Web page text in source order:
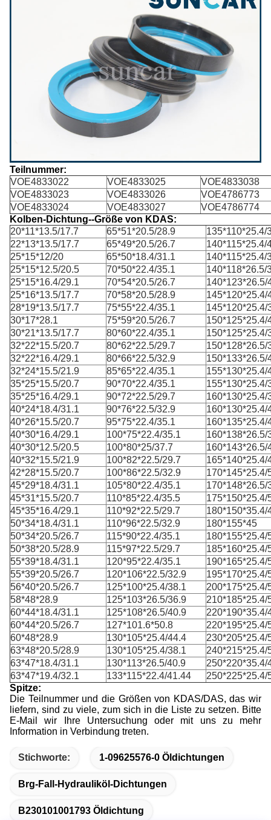
Teilnummer:
VOE4833022
VOE4833025
VOE4833038
VOE4833023
VOE4833026
VOE4786773
VOE4833024
VOE4833027
VOE4786774
Kolben-Dichtung--Größe von KDAS:
20*11*13.5/17.7
65*51*20.5/28.9
135*110*25.4/
22*13*13.5/17.7
65*49*20.5/26.7
140*115*25.4/
25*15*12/20
65*50*18.4/31.1
140*115*25.4/
25*15*12.5/20.5
70*50*22.4/35.1
140*118*26.5/
25*15*16.4/29.1
70*54*20.5/26.7
140*123*26.5/
25*16*13.5/17.7
70*58*20.5/28.9
145*120*25.4/
28*19*13.5/17.7
75*55*22.4/35.1
145*120*25.4/
30*17*28.1
75*59*20.5/26.7
150*125*25.4/
30*21*13.5/17.7
80*60*22.4/35.1
150*125*25.4/
32*22*15.5/20.7
80*62*22.5/29.7
150*128*26.5/
32*22*16.4/29.1
80*66*22.5/32.9
150*133*26.5/
32*24*15.5/21.9
85*65*22.4/35.1
155*130*25.4/
35*25*15.5/20.7
90*70*22.4/35.1
155*130*25.4/
35*25*16.4/29.1
90*72*22.5/29.7
160*130*25.4/
40*24*18.4/31.1
90*76*22.5/32.9
160*130*25.4/
40*26*15.5/20.7
95*75*22.4/35.1
160*135*25.4/
40*30*16.4/29.1
100*75*22.4/35.1
160*138*26.5/
40*30*12.5/20.5
100*80*25/37.7
160*143*26.5/
40*32*15.5/21.9
100*82*22.5/29.7
165*140*25.4/
42*28*15.5/20.7
100*86*22.5/32.9
170*145*25.4/
45*29*18.4/31.1
105*80*22.4/35.1
170*148*26.5/
45*31*15.5/20.7
110*85*22.4/35.5
175*150*25.4/
45*35*16.4/29.1
110*92*22.5/29.7
180*150*35.4/
50*34*18.4/31.1
110*96*22.5/32.9
180*155*45
50*34*20.5/26.7
115*90*22.4/35.1
180*155*25.4/
50*38*20.5/28.9
115*97*22.5/29.7
185*160*25.4/
55*39*18.4/31.1
120*95*22.4/35.1
190*165*25.4/
55*39*20.5/26.7
120*106*22.5/32.9
195*170*25.4/
56*40*20.5/26.7
125*100*25.4/38.1
200*175*25.4/
58*48*28.9
125*103*26.5/36.9
210*185*25.4/
60*44*18.4/31.1
125*108*26.5/40.9
220*190*35.4/
60*44*20.5/26.7
127*101.6*50.8
220*195*25.4/
60*48*28.9
130*105*25.4/44.4
230*205*25.4/
63*48*20.5/28.9
130*105*25.4/38.1
240*215*25.4/
63*47*18.4/31.1
130*113*26.5/40.9
250*220*35.4/
63*47*19.4/32.1
133*115*22.4/41.44
250*225*25.4/
Spitze:
Die Teilnummer und die Größen von KDAS/DAS, das wir
liefern, sind zu viele, zum sich in die Liste zu setzen. Bitte
E-Mail wir Ihre Untersuchung oder mit uns zu mehr
Information in Verbindung treten.
Stichworte: 1-09625576-0 Öldichtungen
Brg-Fall-Hydrauliköl-Dichtungen
B230101001793 Öldichtung